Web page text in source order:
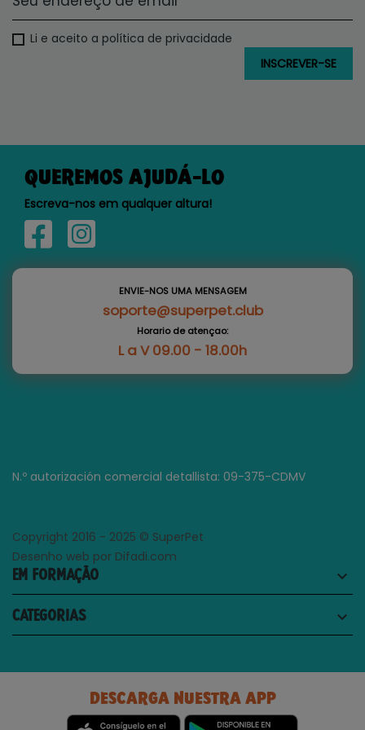
Li e aceito a política de privacidade
QUEREMOS AJUDÁ-LO
Escreva-nos em qualquer altura!
ENVIE-NOS UMA MENSAGEM
soporte@superpet.club
Horario de atençao:
L a V 09.00 - 18.00h
N.º autorización comercial detallista: 09-375-CDMV
Copyright 2016 - 2025 © SuperPet
Desenho web por Difadi.com
EM FORMAÇÃO keyboard_arrow_down
CATEGORIAS keyboard_arrow_down
DESCARGA NUESTRA APP